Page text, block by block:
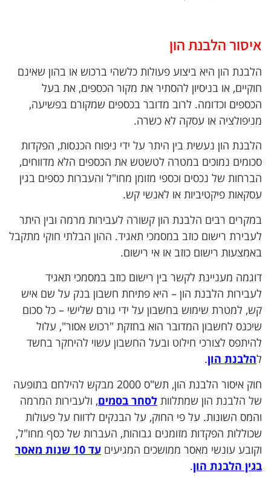
איסור הלבנת הון
הלבנת הון היא ביצוע פעולות כלשהי ברכוש או בהון שאינם
חוקיים, או בניסיון להסתיר את מקור הכספים, את בעל
הכספים וכדומה. לרוב מדובר בכספים שמקורם בפשיעה,
מניפולציה או עסקה לא כשרה.
הלבנת הון נעשית בין היתר על ידי ניפוח הכנסות, הפקדות
סכומים נמוכים במטרה לטשטש את הכספים הלא מדווחים,
הברחות של נכסים וכספי מזומן מחו"ל והעברות כספים בגין
עסקאות פיקטיביות או לאנשי קש.
במקרים רבים הלבנת הון קשורה לעבירות מרמה ובין היתר
לעבירת רישום כוזב במסמכי תאגיד. ההון הבלתי חוקי מתקבל
באמצעות רישום כוזב או אי רישום.
דוגמה מעניינת לקשר בין רישום כוזב במסמכי תאגיד
לעבירות הלבנת הון – היא פתיחת חשבון בנק על שם איש
קש, למטרת שימוש בחשבון על ידי גורם שלישי – כל סכום
שיכנס לחשבון המדובר הוא בחזקת "רכוש אסור", עלול
להיתפס לצורכי חילוט ובעל החשבון עשוי להיחקר בחשד
הלבנת הון.
חוק איסור הלבנת הון, תש"ס 2000 מבקש להילחם בתופעה
של הלבנת הון שמתלוותלסחר בסמים, ולעבירות המרמה
והמס השונות. על פי החוק, על הבנקים לדווח על פעולות
שכוללות הפקדות מזומנים גבוהות, העברות של כסף מחו"ל,
וקובע עונשי מאסר ממושכים המגיעים
עד 10 שנות מאסר
בגין הלבנת הון.